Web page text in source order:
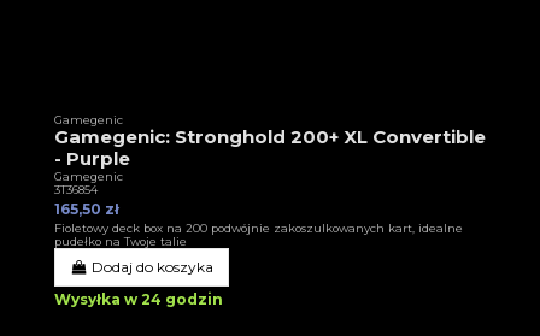
Gamegenic
Gamegenic: Stronghold 200+ XL Convertible
- Purple
Gamegenic
3T36854
165,50 zł
Fioletowy deck box na 200 podwójnie zakoszulkowanych kart, idealne
pudełko na Twoje talie
Dodaj do koszyka
Wysyłka w 24 godzin